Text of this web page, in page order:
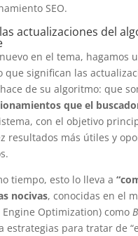
SEO.
actualizaciones del
en el tema, hagamos
que significan las
de su algoritmo: que
que el
con el objetivo
resultados más útiles y
tiempo, esto lo lleva a
nocivas, conocidas en el
Engine Optimization) como
estrategias para tratar de